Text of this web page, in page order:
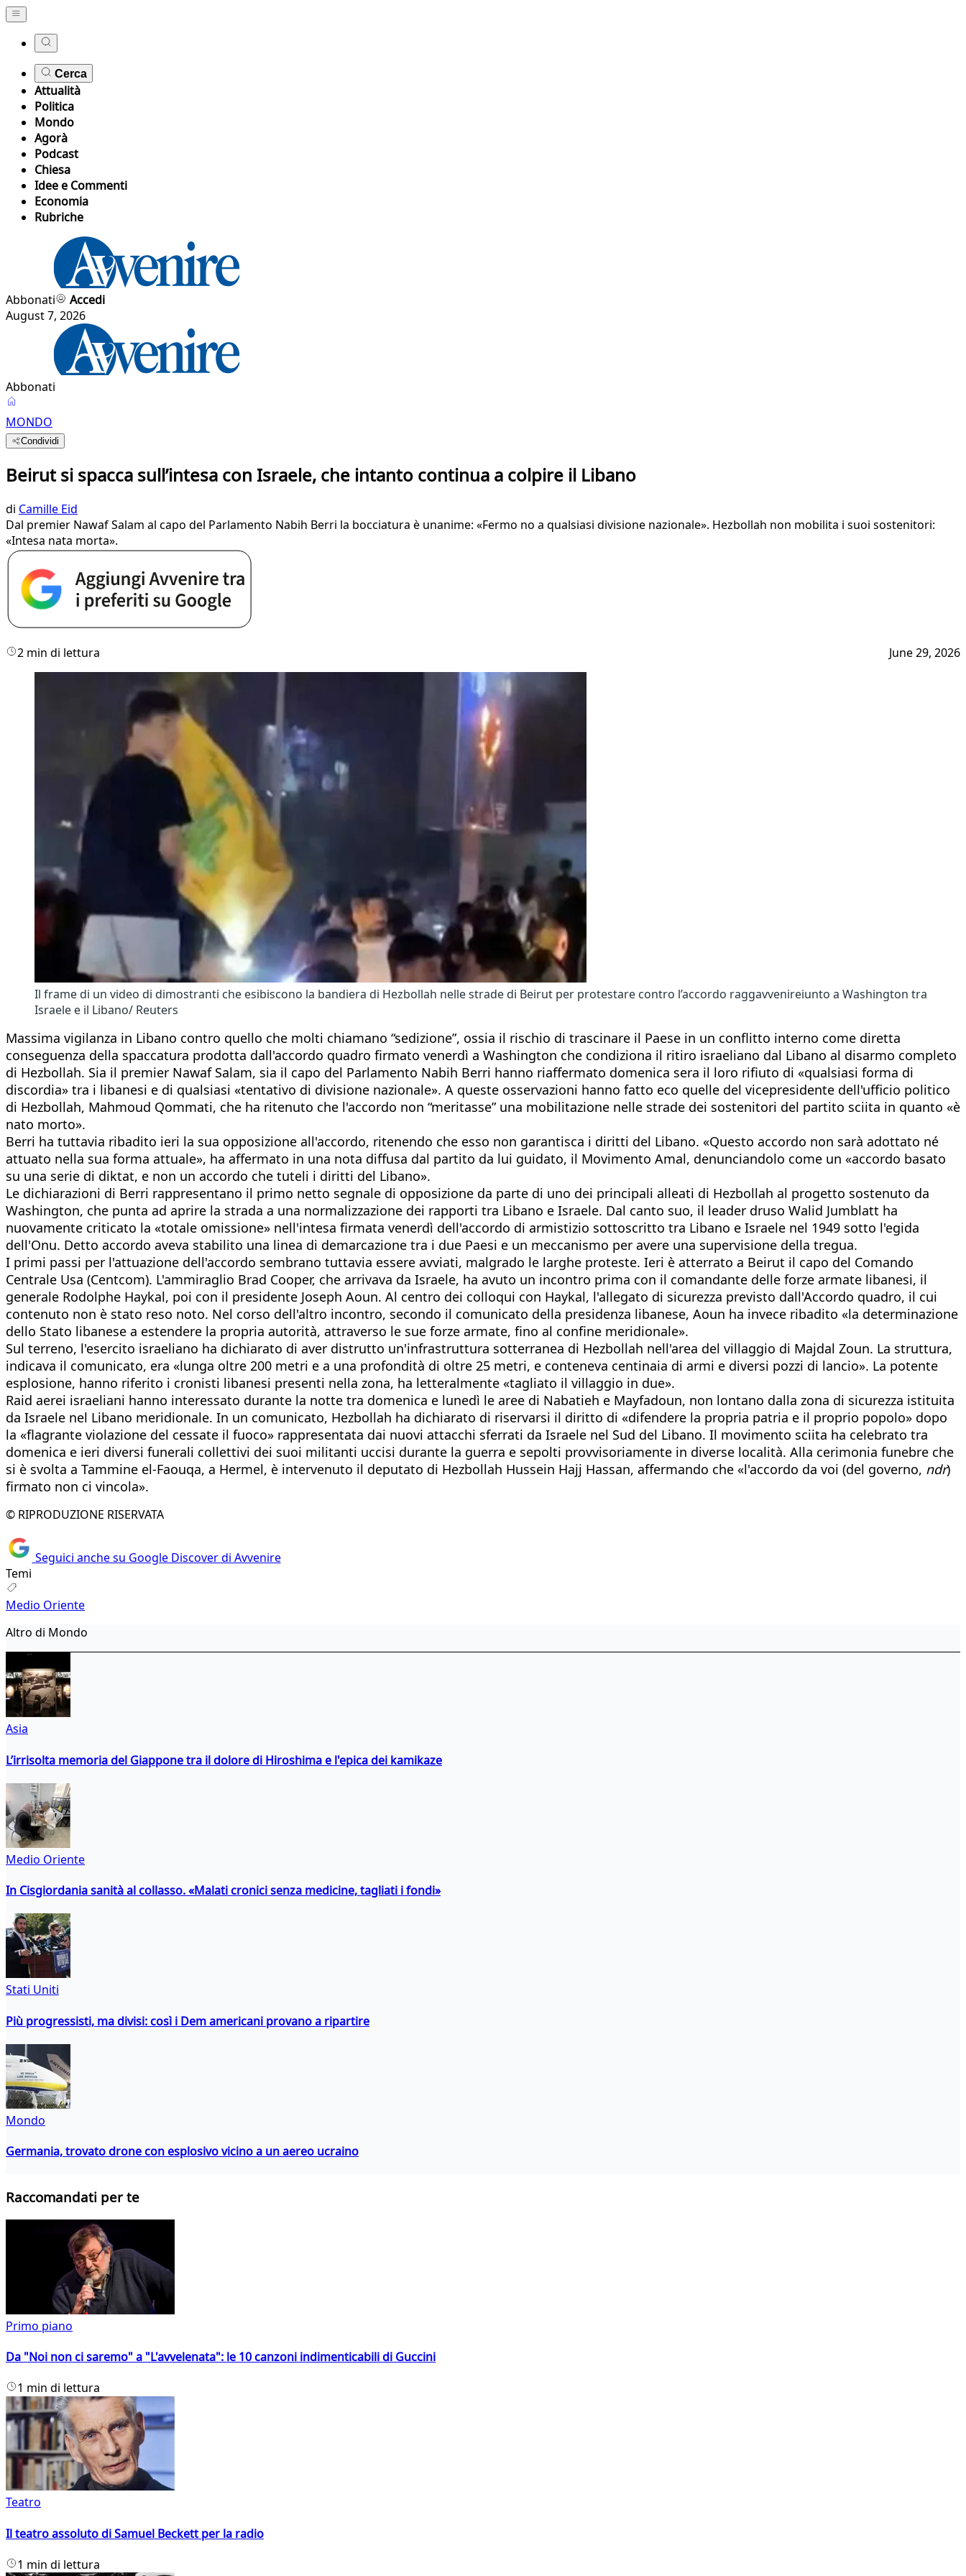
Cerca
Attualità
Politica
Mondo
Agorà
Podcast
Chiesa
Idee e Commenti
Economia
Rubriche
Abbonati
Accedi
August 7, 2026
Abbonati
MONDO
Condividi
Beirut si spacca sull’intesa con Israele, che intanto continua a colpire il Libano
di Camille Eid
Dal premier Nawaf Salam al capo del Parlamento Nabih Berri la bocciatura è unanime: «Fermo no a qualsiasi divisione nazionale». Hezbollah non mobilita i suoi sostenitori:
«Intesa nata morta».
2 min di lettura June 29, 2026
Il frame di un video di dimostranti che esibiscono la bandiera di Hezbollah nelle strade di Beirut per protestare contro l’accordo raggavvenireiunto a Washington tra
Israele e il Libano/ Reuters
Massima vigilanza in Libano contro quello che molti chiamano “sedizione”, ossia il rischio di trascinare il Paese in un conflitto interno come diretta
conseguenza della spaccatura prodotta dall'accordo quadro firmato venerdì a Washington che condiziona il ritiro israeliano dal Libano al disarmo completo
di Hezbollah. Sia il premier Nawaf Salam, sia il capo del Parlamento Nabih Berri hanno riaffermato domenica sera il loro rifiuto di «qualsiasi forma di
discordia» tra i libanesi e di qualsiasi «tentativo di divisione nazionale». A queste osservazioni hanno fatto eco quelle del vicepresidente dell'ufficio politico
di Hezbollah, Mahmoud Qommati, che ha ritenuto che l'accordo non “meritasse” una mobilitazione nelle strade dei sostenitori del partito sciita in quanto «è
nato morto».
Berri ha tuttavia ribadito ieri la sua opposizione all'accordo, ritenendo che esso non garantisca i diritti del Libano. «Questo accordo non sarà adottato né
attuato nella sua forma attuale», ha affermato in una nota diffusa dal partito da lui guidato, il Movimento Amal, denunciandolo come un «accordo basato
su una serie di diktat, e non un accordo che tuteli i diritti del Libano».
Le dichiarazioni di Berri rappresentano il primo netto segnale di opposizione da parte di uno dei principali alleati di Hezbollah al progetto sostenuto da
Washington, che punta ad aprire la strada a una normalizzazione dei rapporti tra Libano e Israele. Dal canto suo, il leader druso Walid Jumblatt ha
nuovamente criticato la «totale omissione» nell'intesa firmata venerdì dell'accordo di armistizio sottoscritto tra Libano e Israele nel 1949 sotto l'egida
dell'Onu. Detto accordo aveva stabilito una linea di demarcazione tra i due Paesi e un meccanismo per avere una supervisione della tregua.
I primi passi per l'attuazione dell'accordo sembrano tuttavia essere avviati, malgrado le larghe proteste. Ieri è atterrato a Beirut il capo del Comando
Centrale Usa (Centcom). L'ammiraglio Brad Cooper, che arrivava da Israele, ha avuto un incontro prima con il comandante delle forze armate libanesi, il
generale Rodolphe Haykal, poi con il presidente Joseph Aoun. Al centro dei colloqui con Haykal, l'allegato di sicurezza previsto dall'Accordo quadro, il cui
contenuto non è stato reso noto. Nel corso dell'altro incontro, secondo il comunicato della presidenza libanese, Aoun ha invece ribadito «la determinazione
dello Stato libanese a estendere la propria autorità, attraverso le sue forze armate, fino al confine meridionale».
Sul terreno, l'esercito israeliano ha dichiarato di aver distrutto un'infrastruttura sotterranea di Hezbollah nell'area del villaggio di Majdal Zoun. La struttura,
indicava il comunicato, era «lunga oltre 200 metri e a una profondità di oltre 25 metri, e conteneva centinaia di armi e diversi pozzi di lancio». La potente
esplosione, hanno riferito i cronisti libanesi presenti nella zona, ha letteralmente «tagliato il villaggio in due».
Raid aerei israeliani hanno interessato durante la notte tra domenica e lunedì le aree di Nabatieh e Mayfadoun, non lontano dalla zona di sicurezza istituita
da Israele nel Libano meridionale. In un comunicato, Hezbollah ha dichiarato di riservarsi il diritto di «difendere la propria patria e il proprio popolo» dopo
la «flagrante violazione del cessate il fuoco» rappresentata dai nuovi attacchi sferrati da Israele nel Sud del Libano. Il movimento sciita ha celebrato tra
domenica e ieri diversi funerali collettivi dei suoi militanti uccisi durante la guerra e sepolti provvisoriamente in diverse località. Alla cerimonia funebre che
si è svolta a Tammine el-Faouqa, a Hermel, è intervenuto il deputato di Hezbollah Hussein Hajj Hassan, affermando che «l'accordo da voi (del governo, ndr)
firmato non ci vincola».
© RIPRODUZIONE RISERVATA
Seguici anche su Google Discover di Avvenire
Temi
Medio Oriente
Altro di Mondo
Asia
L’irrisolta memoria del Giappone tra il dolore di Hiroshima e l'epica dei kamikaze
Medio Oriente
In Cisgiordania sanità al collasso. «Malati cronici senza medicine, tagliati i fondi»
Stati Uniti
Più progressisti, ma divisi: così i Dem americani provano a ripartire
Mondo
Germania, trovato drone con esplosivo vicino a un aereo ucraino
Raccomandati per te
Primo piano
Da "Noi non ci saremo" a "L'avvelenata": le 10 canzoni indimenticabili di Guccini
1 min di lettura
Teatro
Il teatro assoluto di Samuel Beckett per la radio
1 min di lettura